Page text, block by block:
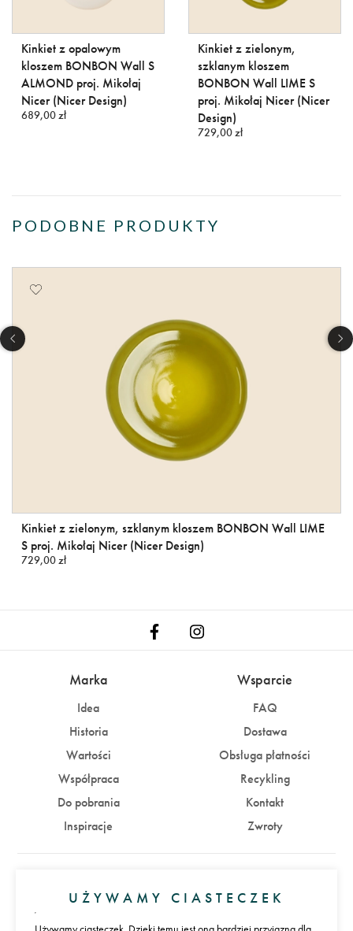
Kinkiet z opalowym
kloszem BONBON Wall S
ALMOND proj. Mikołaj
Nicer (Nicer Design)
689,00 zł
Kinkiet z zielonym,
szklanym kloszem
BONBON Wall LIME S
proj. Mikołaj Nicer (Nicer
Design)
729,00 zł
PODOBNE PRODUKTY
Kinkiet z zielonym, szklanym kloszem BONBON Wall LIME
S proj. Mikołaj Nicer (Nicer Design)
729,00 zł
Marka
Idea
Historia
Wartości
Współpraca
Do pobrania
Inspiracje
Wsparcie
FAQ
Dostawa
Obsługa płatności
Recykling
Kontakt
Zwroty
Zaloguj się Załóż konto
UŻYWAMY CIASTECZEK